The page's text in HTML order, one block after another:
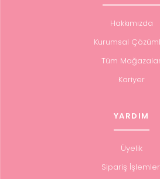
Hakkımızda
Kurumsal
Tüm
Kariyer
YARDIM
Üyelik
Sipariş